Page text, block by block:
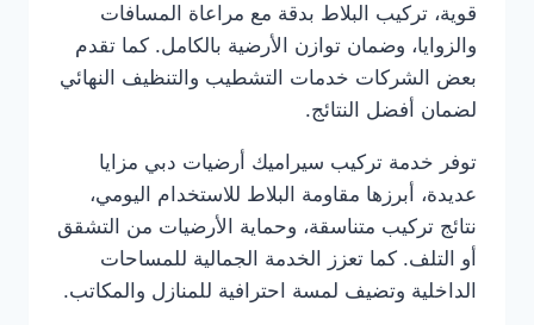
قوية، تركيب البلاط بدقة مع مراعاة المسافات
والزوايا، وضمان توازن الأرضية بالكامل. كما تقدم
بعض الشركات خدمات التشطيب والتنظيف النهائي
لضمان أفضل النتائج.
توفر خدمة تركيب سيراميك أرضيات دبي مزايا
عديدة، أبرزها مقاومة البلاط للاستخدام اليومي،
نتائج تركيب متناسقة، وحماية الأرضيات من التشقق
أو التلف. كما تعزز الخدمة الجمالية للمساحات
الداخلية وتضيف لمسة احترافية للمنازل والمكاتب.